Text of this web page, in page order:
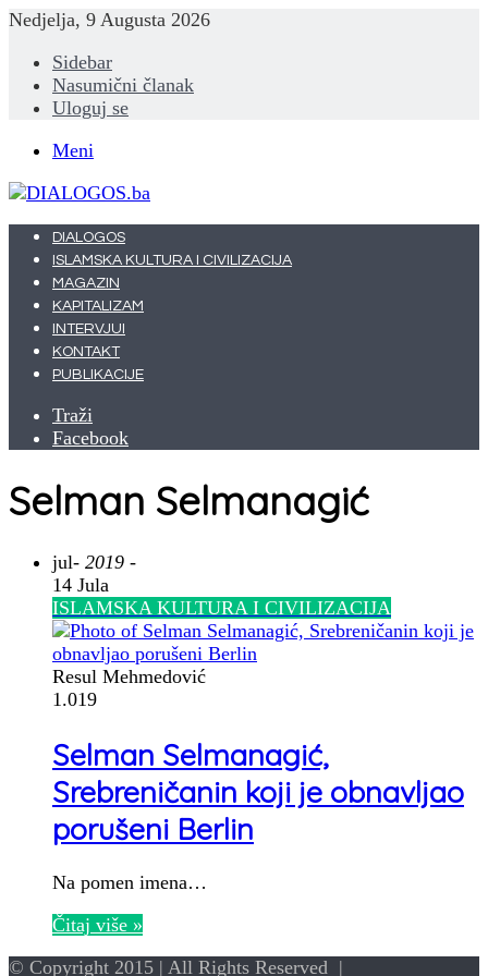
Nedjelja, 9 Augusta 2026
Sidebar
Nasumični članak
Uloguj se
Meni
DIALOGOS
ISLAMSKA KULTURA I CIVILIZACIJA
MAGAZIN
KAPITALIZAM
INTERVJUI
KONTAKT
PUBLIKACIJE
Traži
Facebook
Selman Selmanagić
jul- 2019 -
14 Jula
ISLAMSKA KULTURA I CIVILIZACIJA
Resul Mehmedović
1.019
Selman Selmanagić,
Srebreničanin koji je obnavljao
porušeni Berlin
Na pomen imena…
Čitaj više »
© Copyright 2015 | All Rights Reserved |